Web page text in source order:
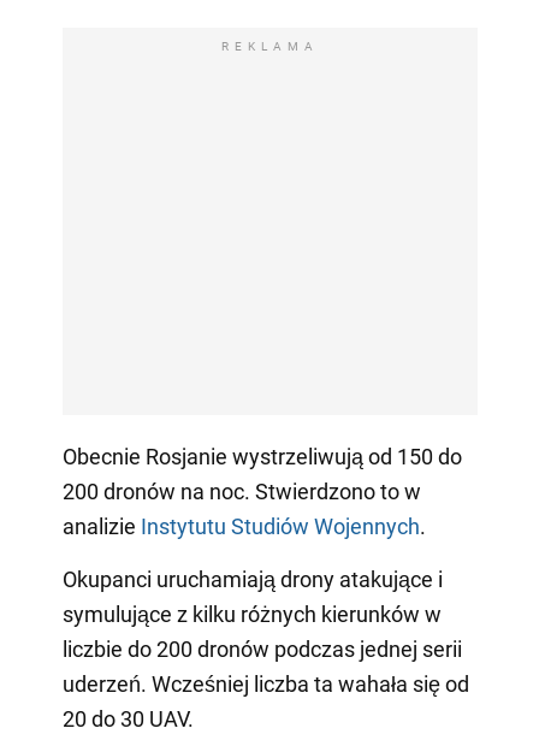
REKLAMA
Obecnie Rosjanie wystrzeliwują od 150 do
200 dronów na noc. Stwierdzono to w
analizie Instytutu Studiów Wojennych.
Okupanci uruchamiają drony atakujące i
symulujące z kilku różnych kierunków w
liczbie do 200 dronów podczas jednej serii
uderzeń. Wcześniej liczba ta wahała się od
20 do 30 UAV.